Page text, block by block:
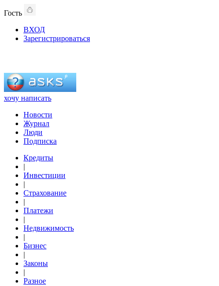
Гость
ВХОД
Зарегистрироваться
хочу написать
Новости
Журнал
Люди
Подписка
Кредиты
|
Инвестиции
|
Страхование
|
Платежи
|
Недвижимость
|
Бизнес
|
Законы
|
Разное